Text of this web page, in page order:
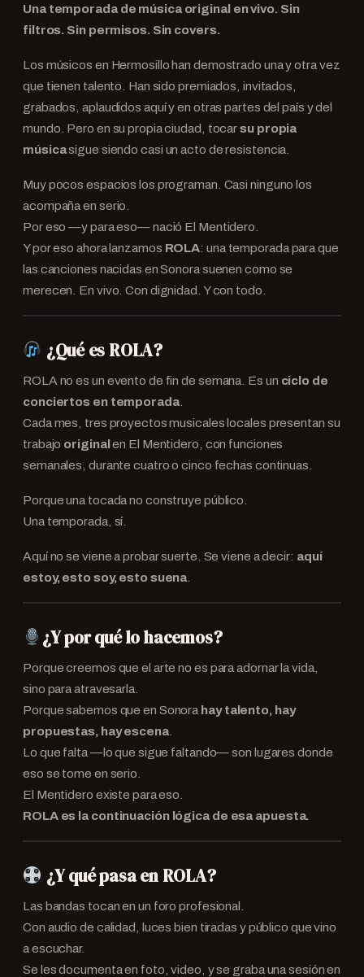
Una temporada de música original en vivo. Sin
filtros. Sin permisos. Sin covers.
Los músicos en Hermosillo han demostrado una y otra vez
que tienen talento. Han sido premiados, invitados,
grabados, aplaudidos aquí y en otras partes del país y del
mundo. Pero en su propia ciudad, tocarsu propia
músicasigue siendo casi un acto de resistencia.
Muy pocos espacios los programan. Casi ninguno los
acompaña en serio.
Por eso —y para eso— nació El Mentidero.
Y por eso ahora lanzamos ROLA: una temporada para que
las canciones nacidas en Sonora suenen como se
merecen. En vivo. Con dignidad. Y con todo.
¿Qué es ROLA?
ROLA no es un evento de fin de semana. Es un ciclo de
conciertos en temporada.
Cada mes, tres proyectos musicales locales presentan su
trabajo originalen El Mentidero, con funciones
semanales, durante cuatro o cinco fechas continuas.
Porque una tocada no construye público.
Una temporada, sí.
Aquí no se viene a probar suerte. Se viene a decir: aquí
estoy, esto soy, esto suena
¿Y por qué lo hacemos?
Porque creemos que el arte no es para adornar la vida,
sino para atravesarla.
Porque sabemos que en Sonora hay talento, hay
propuestas, hay escena.
Lo que falta —lo que sigue faltando— son lugares donde
eso se tome en serio.
El Mentidero existe para eso.
ROLA es la continuación lógica de esa apuesta.
¿Y qué pasa en ROLA?
Las bandas tocan en un foro profesional.
Con audio de calidad, luces bien tiradas y público que vino
a escuchar.
Se les documenta en foto, video, y se graba una sesión en